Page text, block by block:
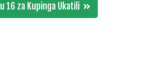
16 za Kupinga Ukatili